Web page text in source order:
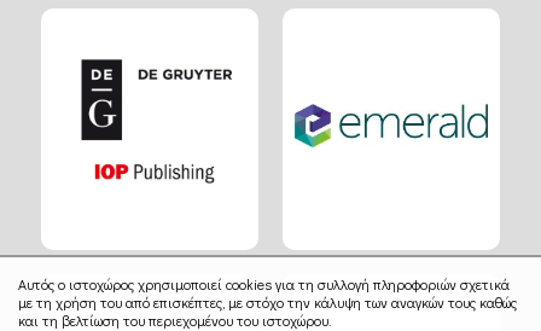
Αυτός ο ιστοχώρος χρησιμοποιεί cookies για τη συλλογή πληροφοριών σχετικά
με τη χρήση του από επισκέπτες, με στόχο την κάλυψη των αναγκών τους καθώς
και τη βελτίωση του περιεχομένου του ιστοχώρου.